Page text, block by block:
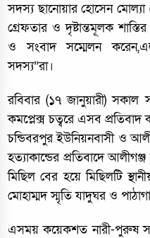
সদস্য ছানোয়ার হোসেন
গ্রেফতার ও দৃষ্টান্তমূলক
ও সংবাদ সম্মেলন
সদস্য”রা।
রবিবার (১৭ জানুয়ারী) সকাল
কমপ্লেক্স চত্বরে এসব প্রতিবাদ
চন্ডিবরপুর ইউনিয়নবাসী ও
হত্যাকান্ডের প্রতিবাদে
মিছিল বের হয়ে মিছিলটি
মোহাম্মদ স্মৃতি যাদুঘর ও
এসময় কয়েকশত নারী-পুরুষ সহ